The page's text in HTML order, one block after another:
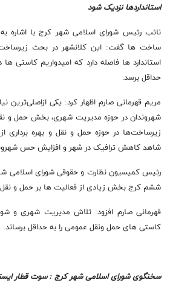
استانداردها نزدیک شود
نائب رئیس شورای اسلامی شهر کرج با
ساخت ها گفت: این کلانشهر در بحث
استاندارد ها فاصله دارد که امیدواریم کاستی
حداقل برسد.
مریم قهرمانی صارم اظهار کرد: یکی ازاصلی‌ترین
شهروندان در حوزه مدیریت شهری، بخش حمل و
زیرساخت‌ها در حوزه حمل و نقل و بهره برداری
شاهد کاهش ترافیک در شهر و افزایش حس
رئیس کمیسیون نظارت و حقوقی شورای اسلامی
ششم کرج بخش زیادی از فعالیت ها بر حمل و
قهرمانی صارم افزود: تلاش مدیریت شهری و
کاستی های حمل ونقل عمومی را به حداقل برساند.
سخنگوی شورای اسلامی شهر کرج : سوت قطار